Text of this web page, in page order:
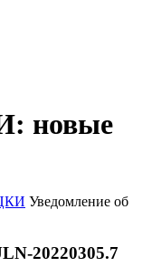
новые
Уведомление об
20220305.7